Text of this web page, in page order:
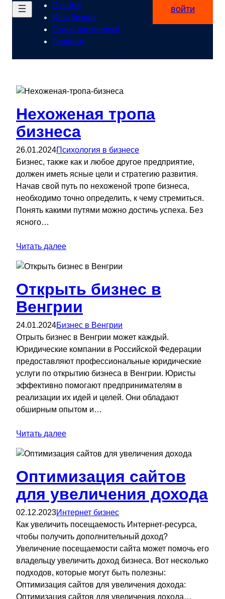
О сайте
Ищу бизнес
Стань партнером!
Главная
войти
Нехоженая тропа
бизнеса
26.01.2024Психология в бизнесе
Бизнес, также как и любое другое предприятие,
должен иметь ясные цели и стратегию развития.
Начав свой путь по нехоженой тропе бизнеса,
необходимо точно определить, к чему стремиться.
Понять какими путями можно достичь успеха. Без
ясного…
Читать далее
Открыть бизнес в
Венгрии
24.01.2024Бизнес в Венгрии
Отрыть бизнес в Венгрии может каждый.
Юридические компании в Российской Федерации
предоставляют профессиональные юридические
услуги по открытию бизнеса в Венгрии. Юристы
эффективно помогают предпринимателям в
реализации их идей и целей. Они обладают
обширным опытом и…
Читать далее
Оптимизация сайтов
для увеличения дохода
02.12.2023Интернет бизнес
Как увеличить посещаемость Интернет-ресурса,
чтобы получить дополнительный доход?
Увеличение посещаемости сайта может помочь его
владельцу увеличить доход бизнеса. Вот несколько
подходов, которые могут быть полезны:
Оптимизация сайтов для увеличения дохода:
Оптимизация сайтов для увеличения дохода…